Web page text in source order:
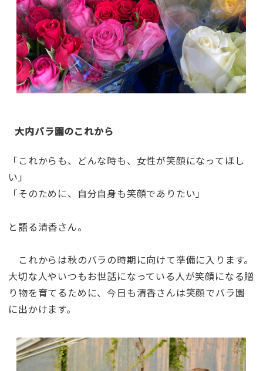
大内バラ園のこれから
「これからも、どんな時も、女性が笑顔になってほし
い」
「そのために、自分自身も笑顔でありたい」
と語る清香さん。
これからは秋のバラの時期に向けて準備に入ります。
大切な人やいつもお世話になっている人が笑顔になる贈
り物を育てるために、今日も清香さんは笑顔でバラ園
に出かけます。